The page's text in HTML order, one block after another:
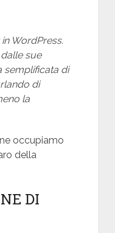
WordPress.
sue
semplificata di
di
la
occupiamo
della
DI